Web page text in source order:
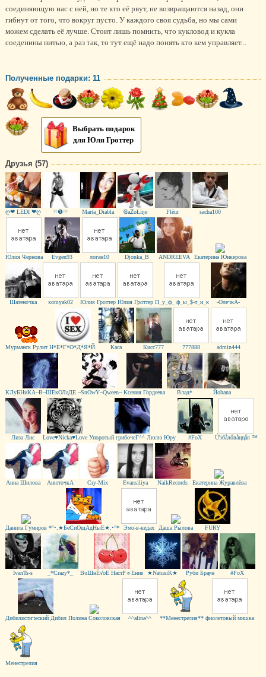
соединяющую нас с ней, но те кто её рвут, не возвращаются назад, они
гибнут от того, что вокруг пусто. У каждого своя судьба, но мы сами
можем сделать её лучше. Стоит лишь помнить, что кукловод и кукла
соеденины нитью, а раз так, то тут ещё надо понять кто кем управляет...
Полученные подарки: 11
Выбрать подарок
для Юля Гроттер
Друзья (57)
ღ❤ LEDI ❤ღ ☜❶☞ Marta_Diabla ᎶaᏃoŁiŋe Flёur sacha100
Юлия Чернова Evgen93 логан10 Djonka_B ANDREEVA Екатерина Юнкерова
Шатеночка xomyak02 Юлия Гроттер Юлия Гроттер П_у_ф_ ф_ы_$-т_и_к -ОлечкА-
Мурманск Рулит Н*Е*Г*О*Д*Я*Й. Каса Кисс777 777888 admin444
КЛуБНиКА~В~ШЕкОЛаДЕ ~SnOwY~Qween~ Ксения Гордеева Влад* Йоhana
Лиза Лис Love♥Nicka♥Love Упоротый грибочеГ^^ Люлю Юру #FоX Ứзбẳлốвẳңңẳя ™
Анна Шилова AнюточкA Cry-Mix Evansiliya NaikRecords Екатерина Журавлёва
Данила Гумиров *°•.★БеСпОщАдНыЕ★.•°* Эмо-в-кедах Даша Рылова FURY
IvanTs-s _*Crazy*_ ВυШнЁ√оЕ НaстР☼Ениe ★NatusiK★ Руби Браун #FoX
Дибилистический Дибил Полина Соколовская ^^alina^^ **Менестрелия** фиолетовый мишка
Менестрелия